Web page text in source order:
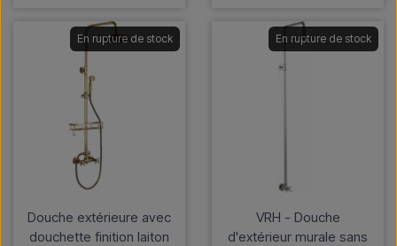
En rupture de stock
Douche extérieure avec
douchette finition laiton
En rupture de stock
VRH - Douche
d'extérieur murale sans